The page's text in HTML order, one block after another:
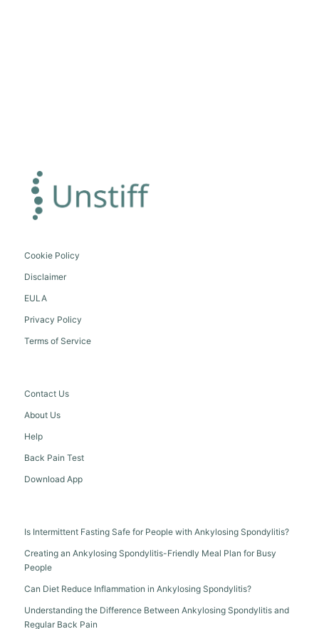
Cookie Policy
Disclaimer
EULA
Privacy Policy
Terms of Service
Contact Us
About Us
Help
Back Pain Test
Download App
Is Intermittent Fasting Safe for People with Ankylosing Spondylitis?
Creating an Ankylosing Spondylitis-Friendly Meal Plan for Busy
People
Can Diet Reduce Inflammation in Ankylosing Spondylitis?
Understanding the Difference Between Ankylosing Spondylitis and
Regular Back Pain